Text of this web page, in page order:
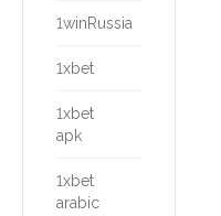
1winRussia
1xbet
1xbet
apk
1xbet
arabic